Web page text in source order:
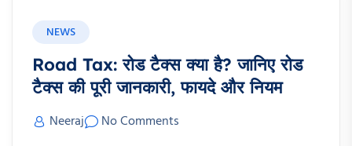
NEWS
Road Tax: रोड टैक्स क्या है? जानिए रोड
टैक्स की पूरी जानकारी, फायदे और नियम
Neeraj
No Comments